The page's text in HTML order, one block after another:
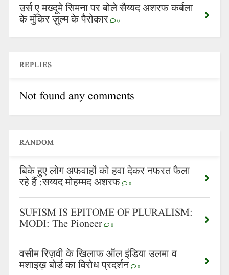
उर्स ए मख्दूमे सिमना पर बोले सैय्यद अशरफ कर्बला
के मुंकिर ज़ुल्म के पैरोकार 0
REPLIES
Not found any comments
RANDOM
बिके हुए लोग अफवाहों को हवा देकर नफरत फैला
रहे हैं :सय्यद मोहम्मद अशरफ 0
SUFISM IS EPITOME OF PLURALISM:
MODI: The Pioneer 0
वसीम रिज़वी के खिलाफ ऑल इंडिया उलमा व
मशाइख़ बोर्ड का विरोध प्रदर्शन 0